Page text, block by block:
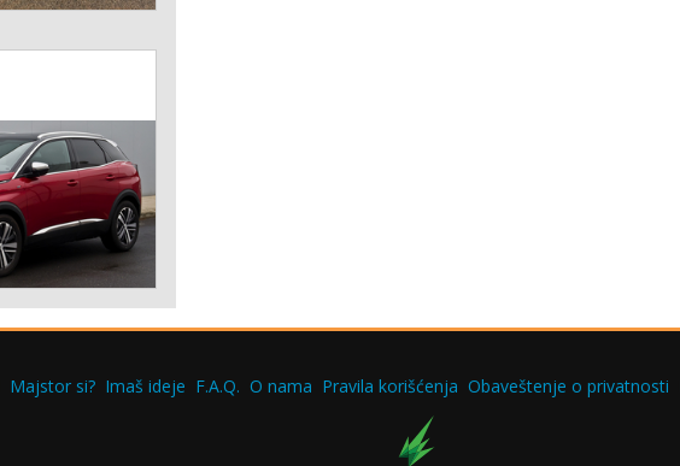
Majstor si? Imaš ideje F.A.Q. O nama Pravila korišćenja Obaveštenje o privatnosti